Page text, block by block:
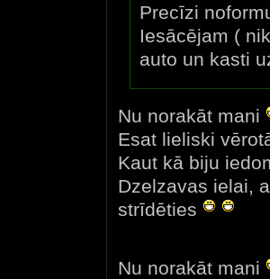
Precīzi
Iesācējam (
auto un kasti
Nu norakāt mani
Esat lieliski
Kaut kā biju
Dzelzavas ielai,
strīdēties
Nu norakāt mani